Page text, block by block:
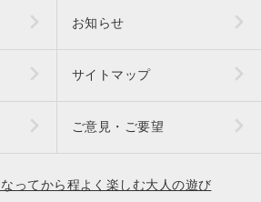
お知らせ
サイトマップ
ご意見・ご要望
ってから程よく楽しむ大人の遊び